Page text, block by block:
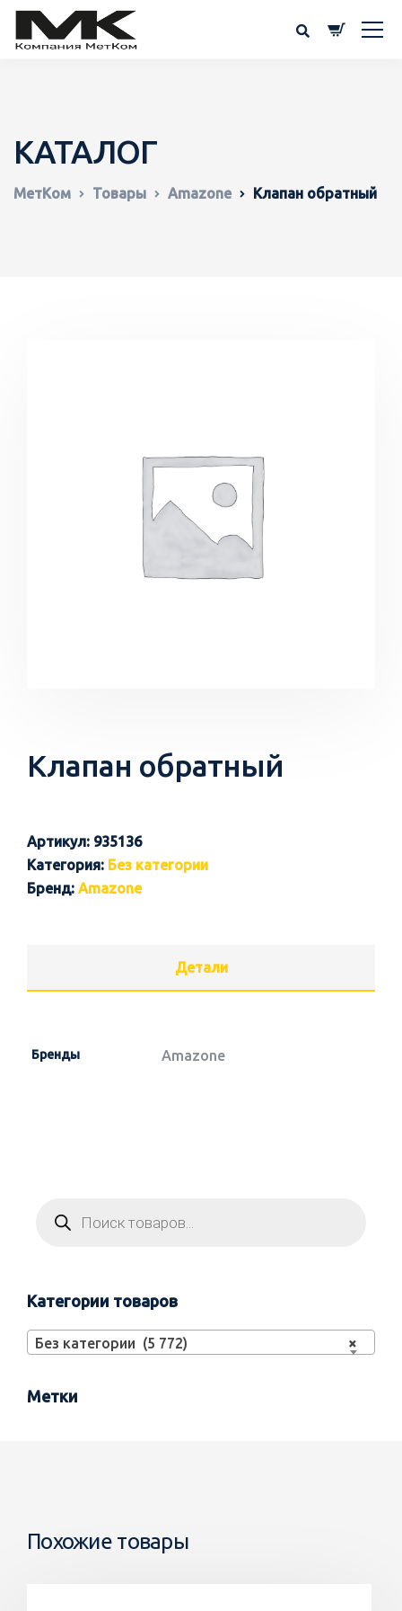
КАТАЛОГ
МетКом Товары Amazone Клапан обратный
Клапан обратный
Артикул: 935136
Категория: Без категории
Бренд: Amazone
Детали
Бренды Amazone
Категории товаров
×
Без категории (5 772)
Метки
Похожие товары